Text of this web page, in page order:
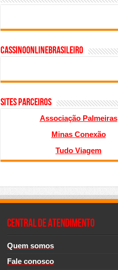
cassinoonlinebrasileiro
SITES PARCEIROS
Associação Palmeiras
Minas Conexão
Tudo Viagem
CENTRAL DE ATENDIMENTO
Quem somos
Fale conosco